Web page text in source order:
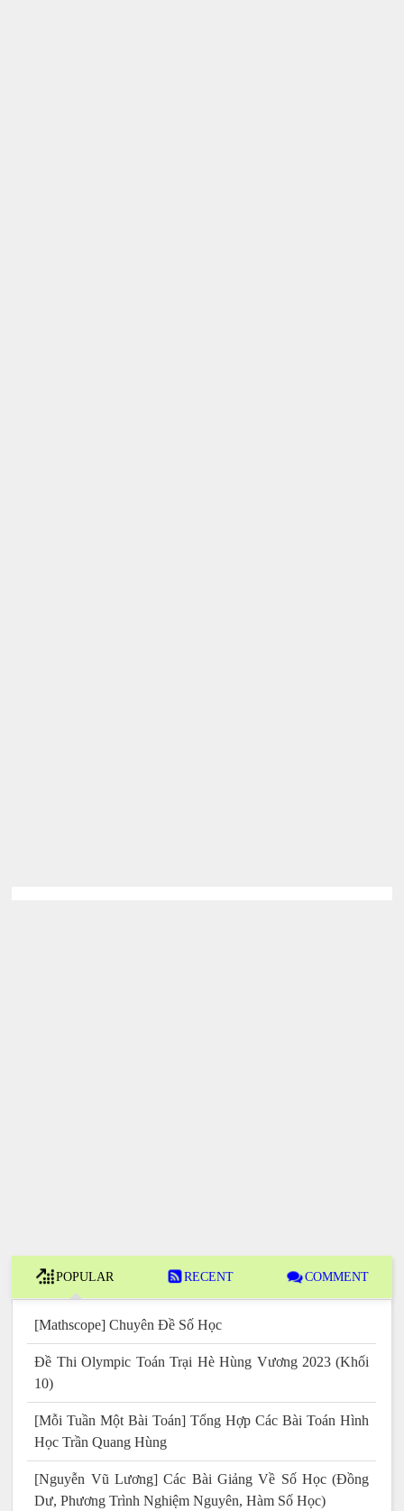
POPULAR RECENT COMMENT
[Mathscope] Chuyên Đề Số Học
Đề Thi Olympic Toán Trại Hè Hùng Vương 2023 (Khối
10)
[Mỗi Tuần Một Bài Toán] Tổng Hợp Các Bài Toán Hình
Học Trần Quang Hùng
[Nguyễn Vũ Lương] Các Bài Giảng Về Số Học (Đồng
Dư, Phương Trình Nghiệm Nguyên, Hàm Số Học)